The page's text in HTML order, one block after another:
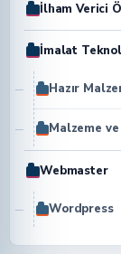
İlham Verici
İmalat
Hazır
Malzeme
Webmaster
Wordpress